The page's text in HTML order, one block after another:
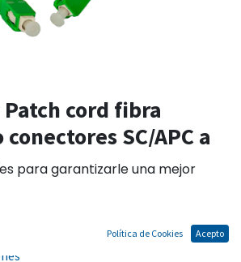
cord fibra
SC/APC a
para garantizarle una mejor
Política de Cookies Acepto